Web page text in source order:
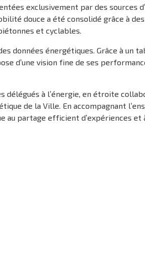
exclusivement par des sources
douce a été consolidé grâce à
et cyclables.
données énergétiques. Grâce à un
d’une vision fine de ses
délégués à l’énergie, en étroite
de la Ville. En accompagnant
au partage efficient d’expériences